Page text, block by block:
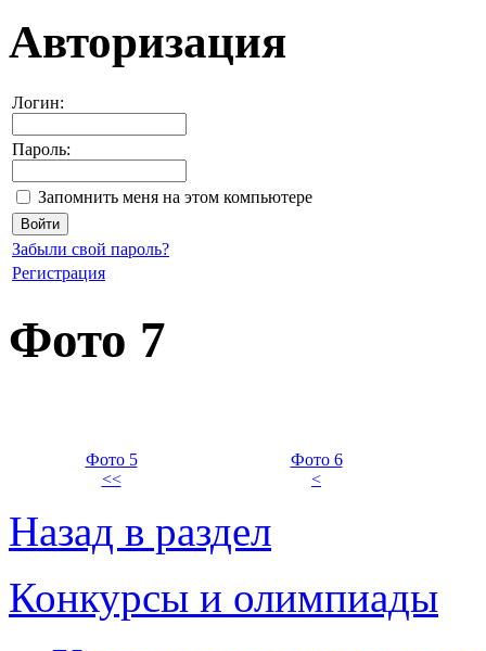
Авторизация
Логин:
Пароль:
Запомнить меня на этом компьютере
Забыли свой пароль?
Регистрация
Фото 7
Фото 5
Фото 6
<<
<
Назад в раздел
Конкурсы и олимпиады